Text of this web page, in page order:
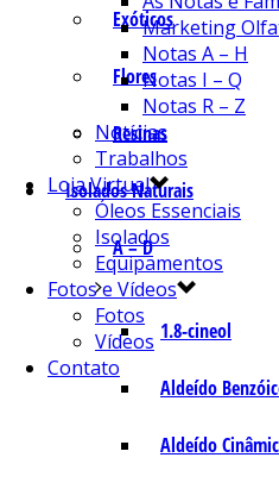
Exóticos
Flores
Resinas
Isolados Naturais
A – D
1.8-cineol
Aldeído
Aldeído
Marketing
Notas A – H
Notas I – Q
Notas R – Z
Notícias
Trabalhos
Loja Virtual
Óleos Essenciais
Isolados
Equipamentos
Fotos e Vídeos
Fotos
Vídeos
Contato